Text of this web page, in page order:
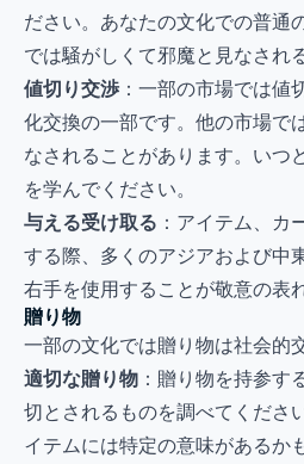
ださい。あなたの文化での普通
では騒がしくて邪魔と見なされ
値切り交渉 ：一部の市場では値
化交換の一部です。他の市場で
なされることがあります。いつ
を学んでください。
与える受け取る ：アイテム、カ
する際、多くのアジアおよび中
右手を使用することが敬意の表
贈り物
一部の文化では贈り物は社会的
適切な贈り物 ：贈り物を持参す
切とされるものを調べてくださ
イテムには特定の意味があるか